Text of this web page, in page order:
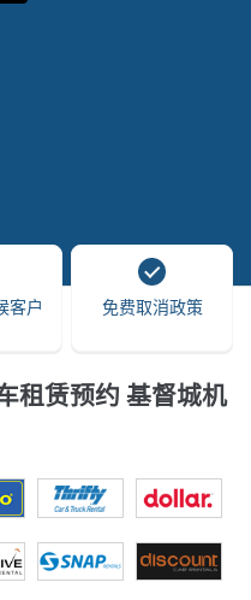
客户
免费取消政策
租赁预约 基督城机